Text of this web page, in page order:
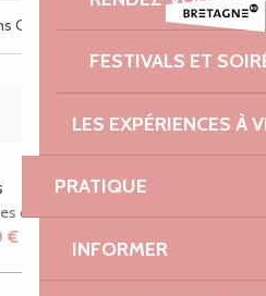
FESTIVALS ET
LES EXPÉRIENCES À
PRATIQUE
INFORMER
CléVacances
charges
€